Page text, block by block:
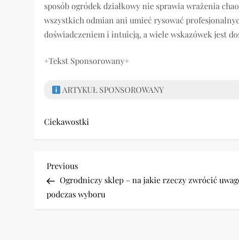
sposób ogródek działkowy nie sprawia wrażenia
wszystkich odmian ani umieć rysować
doświadczeniem i intuicją, a wiele wskazówek jest
+Tekst Sponsorowany+
ARTYKUŁ SPONSOROWANY
Ciekawostki
N
a
Previous
Post
Previous
Ogrodniczy sklep – na jakie rzeczy zwrócić
podczas wyboru